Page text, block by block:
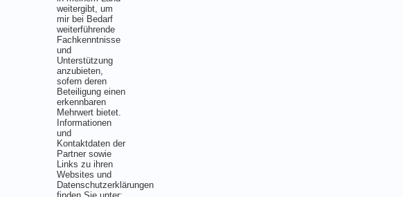
weitergibt, um
mir bei Bedarf
weiterführende
Fachkenntnisse
und
Unterstützung
anzubieten,
sofern deren
Beteiligung einen
erkennbaren
Mehrwert bietet.
Informationen
und
Kontaktdaten der
Partner sowie
Links zu ihren
Websites und
Datenschutzerklärungen